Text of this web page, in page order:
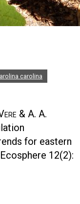
carolina
& A. A.
for eastern
12(2):